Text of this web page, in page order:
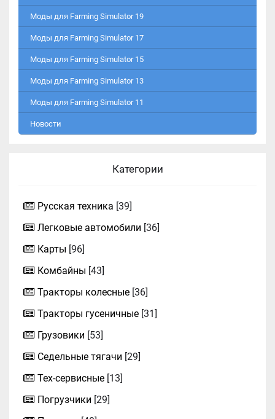
Моды для Farming Simulator 19
Моды для Farming Simulator 17
Моды для Farming Simulator 15
Моды для Farming Simulator 13
Моды для Farming Simulator 11
Новости
Категории
Русская техника [39]
Легковые автомобили [36]
Карты [96]
Комбайны [43]
Тракторы колесные [36]
Тракторы гусеничные [31]
Грузовики [53]
Седельные тягачи [29]
Тех-сервисные [13]
Погрузчики [29]